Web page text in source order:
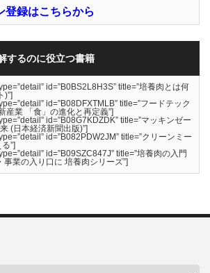
録はこちらから
するのに役立つ書籍
id=”B0BS2L8H3S” title=”培養肉とは何
)”]
id=”B08DFXTMLB” title=”フードテック
業 「食」の進化と再定義”]
id=”B08G7KDZDK” title=”マッキンゼー
(日本経済新聞出版)”]
id=”B082PDW2JM” title=”クリーンミー
”]
id=”B09SZC847J” title=”培養肉の入門
業の入り口に 培養肉シリーズ”]